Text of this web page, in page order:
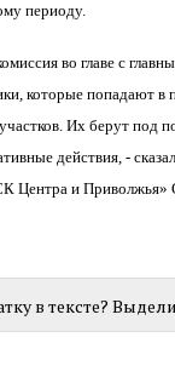
периоду.
во главе с
которые попадают
Их берут под
действия, -
Центра и Приволжья»
в тексте?